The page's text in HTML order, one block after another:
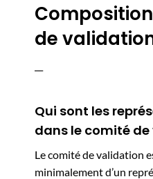
de
Qui sont les
dans le comité
Le comité de validation
minimalement d’un